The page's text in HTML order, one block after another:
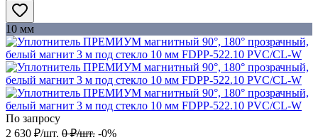
10 мм
По запросу
2 630 ₽/шт. 0 ₽/шт. -0%